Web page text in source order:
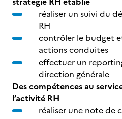
réaliser un suivi du
RH
contrôler le budget
actions conduites
effectuer un
direction générale
Des compétences au
l’activité RH
réaliser une note de